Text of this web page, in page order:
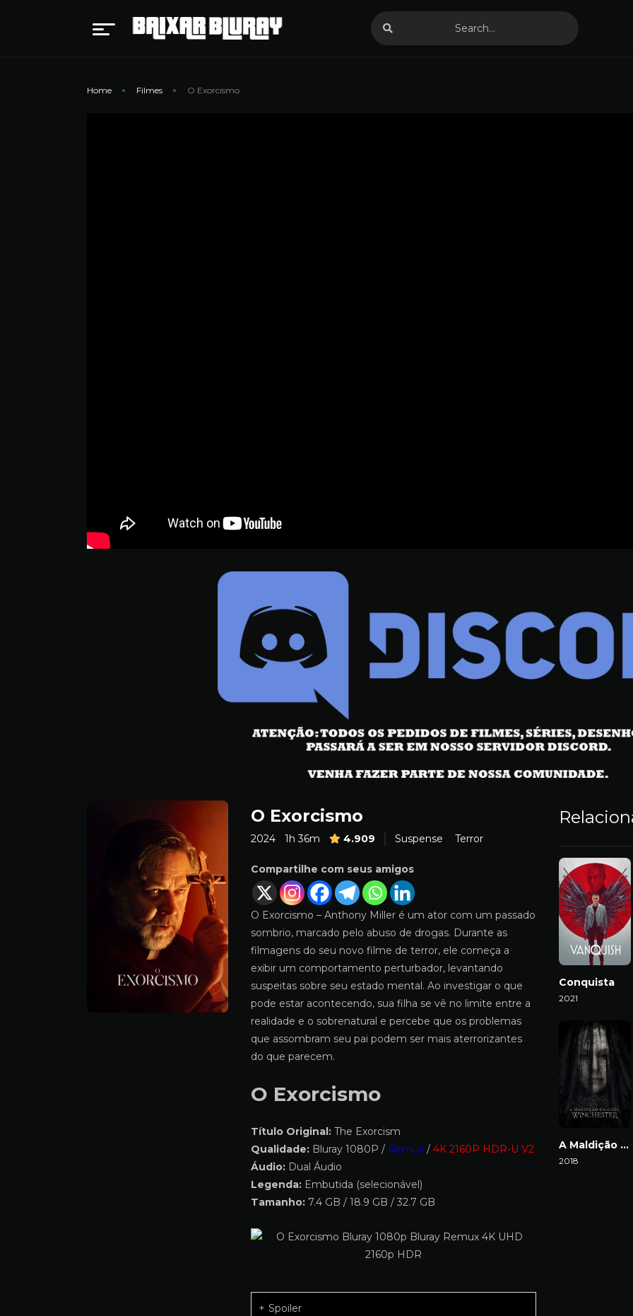
Home Filmes O Exorcismo
O Exorcismo
2024 1h 36m 4.909 Suspense Terror
Compartilhe com seus amigos
O Exorcismo – Anthony Miller é um ator com um passado
sombrio, marcado pelo abuso de drogas. Durante as
filmagens do seu novo filme de terror, ele começa a
exibir um comportamento perturbador, levantando
suspeitas sobre seu estado mental. Ao investigar o que
pode estar acontecendo, sua filha se vê no limite entre a
realidade e o sobrenatural e percebe que os problemas
que assombram seu pai podem ser mais aterrorizantes
do que parecem.
O Exorcismo
Título Original: The Exorcism
Qualidade: Bluray 1080P / Remux / 4K 2160P HDR-U V2
Áudio: Dual Áudio
Legenda: Embutida (selecionável)
Tamanho: 7.4 GB / 18.9 GB / 32.7 GB
Spoiler
Conquista
2021
A Maldição da Casa Winchester
2018